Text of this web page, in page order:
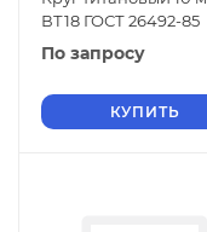
ВТ18 ГОСТ 26492-85
По запросу
КУПИТЬ